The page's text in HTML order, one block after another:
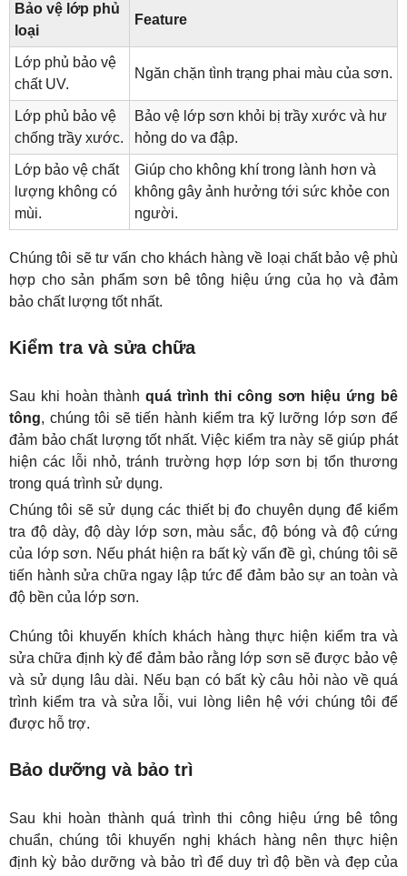
Bảo vệ lớp phủ
loại
Feature
Lớp phủ bảo vệ
chất UV.
Ngăn chặn tình trạng phai màu của sơn.
Lớp phủ bảo vệ
chống trầy xước.
Bảo vệ lớp sơn khỏi bị trầy xước và hư
hỏng do va đập.
Lớp bảo vệ chất
lượng không có
mùi.
Giúp cho không khí trong lành hơn và
không gây ảnh hưởng tới sức khỏe con
người.
Chúng tôi sẽ tư vấn cho khách hàng về loại chất bảo vệ phù
hợp cho sản phẩm sơn bê tông hiệu ứng của họ và đảm
bảo chất lượng tốt nhất.
Kiểm tra và sửa chữa
Sau khi hoàn thành quá trình thi công sơn hiệu ứng bê
tông, chúng tôi sẽ tiến hành kiểm tra kỹ lưỡng lớp sơn để
đảm bảo chất lượng tốt nhất. Việc kiểm tra này sẽ giúp phát
hiện các lỗi nhỏ, tránh trường hợp lớp sơn bị tổn thương
trong quá trình sử dụng.
Chúng tôi sẽ sử dụng các thiết bị đo chuyên dụng để kiểm
tra độ dày, độ dày lớp sơn, màu sắc, độ bóng và độ cứng
của lớp sơn. Nếu phát hiện ra bất kỳ vấn đề gì, chúng tôi sẽ
tiến hành sửa chữa ngay lập tức để đảm bảo sự an toàn và
độ bền của lớp sơn.
Chúng tôi khuyến khích khách hàng thực hiện kiểm tra và
sửa chữa định kỳ để đảm bảo rằng lớp sơn sẽ được bảo vệ
và sử dụng lâu dài. Nếu bạn có bất kỳ câu hỏi nào về quá
trình kiểm tra và sửa lỗi, vui lòng liên hệ với chúng tôi để
được hỗ trợ.
Bảo dưỡng và bảo trì
Sau khi hoàn thành quá trình thi công hiệu ứng bê tông
chuẩn, chúng tôi khuyến nghị khách hàng nên thực hiện
định kỳ bảo dưỡng và bảo trì để duy trì độ bền và đẹp của